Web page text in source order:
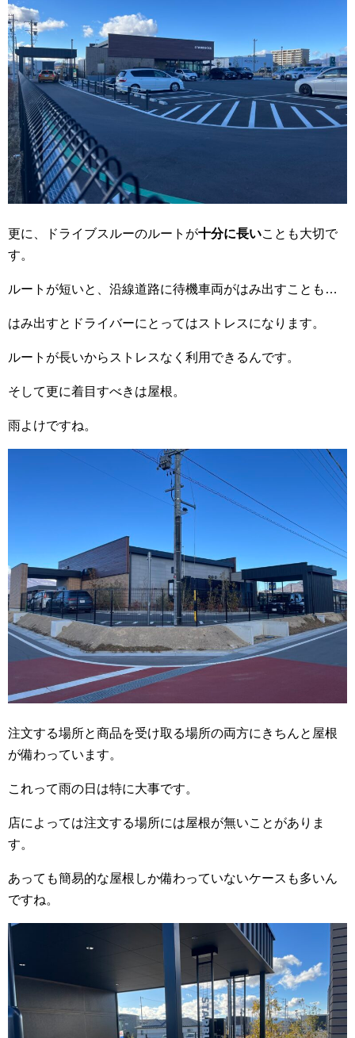
更に、ドライブスルーのルートが十分に長いことも大切で
す。
ルートが短いと、沿線道路に待機車両がはみ出すことも…
はみ出すとドライバーにとってはストレスになります。
ルートが長いからストレスなく利用できるんです。
そして更に着目すべきは屋根。
雨よけですね。
注文する場所と商品を受け取る場所の両方にきちんと屋根
が備わっています。
これって雨の日は特に大事です。
店によっては注文する場所には屋根が無いことがありま
す。
あっても簡易的な屋根しか備わっていないケースも多いん
ですね。